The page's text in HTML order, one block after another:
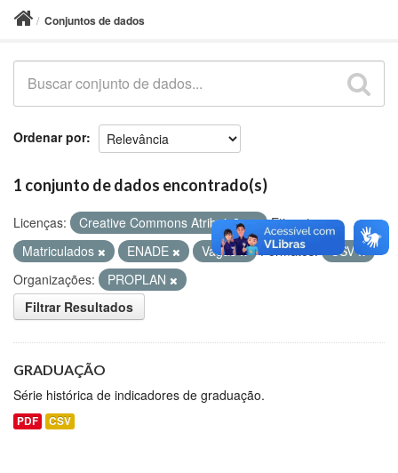
no
Conjuntos de dados
Ordenar por
1 conjunto de dados encontrado(s)
Licenças: Creative Commons Atribuição
Etiquetas:
Matriculados
ENADE Vagas Formatos:
CSV
Organizações:
PROPLAN
Filtrar Resultados
GRADUAÇÃO
Série histórica de indicadores de graduação.
PDF CSV